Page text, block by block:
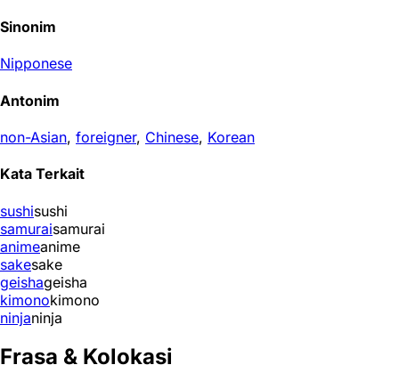
Sinonim
Nipponese
Antonim
non-Asian, foreigner, Chinese, Korean
Kata Terkait
sushisushi
samuraisamurai
animeanime
sakesake
geishageisha
kimonokimono
ninjaninja
Frasa & Kolokasi